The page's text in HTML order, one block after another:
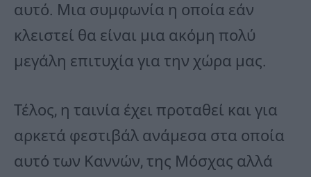
αυτό. Μια συμφωνία η οποία εάν
κλειστεί θα είναι μια ακόμη πολύ
μεγάλη επιτυχία για την χώρα μας.
Τέλος, η ταινία έχει προταθεί και για
αρκετά φεστιβάλ ανάμεσα στα οποία
αυτό των Καννών, της Μόσχας αλλά